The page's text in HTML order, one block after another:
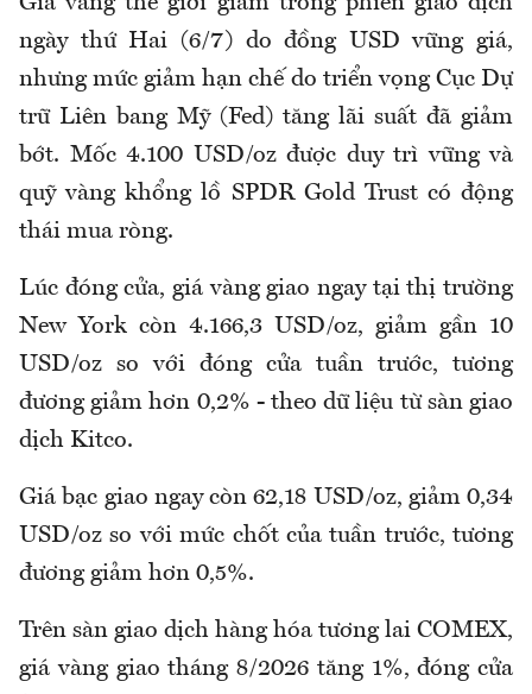
ngày thứ Hai (6/7) do đồng USD vững giá,
nhưng mức giảm hạn chế do triển vọng Cục Dự
trữ Liên bang Mỹ (Fed) tăng lãi suất đã giảm
bớt. Mốc 4.100 USD/oz được duy trì vững và
quỹ vàng khổng lồ SPDR Gold Trust có động
thái mua ròng.
Lúc đóng cửa, giá vàng giao ngay tại thị trường
New York còn 4.166,3 USD/oz, giảm gần 10
USD/oz so với đóng cửa tuần trước, tương
đương giảm hơn 0,2% - theo dữ liệu từ sàn giao
dịch Kitco.
Giá bạc giao ngay còn 62,18 USD/oz, giảm 0,34
USD/oz so với mức chốt của tuần trước, tương
đương giảm hơn 0,5%.
Trên sàn giao dịch hàng hóa tương lai COMEX,
giá vàng giao tháng 8/2026 tăng 1%, đóng cửa